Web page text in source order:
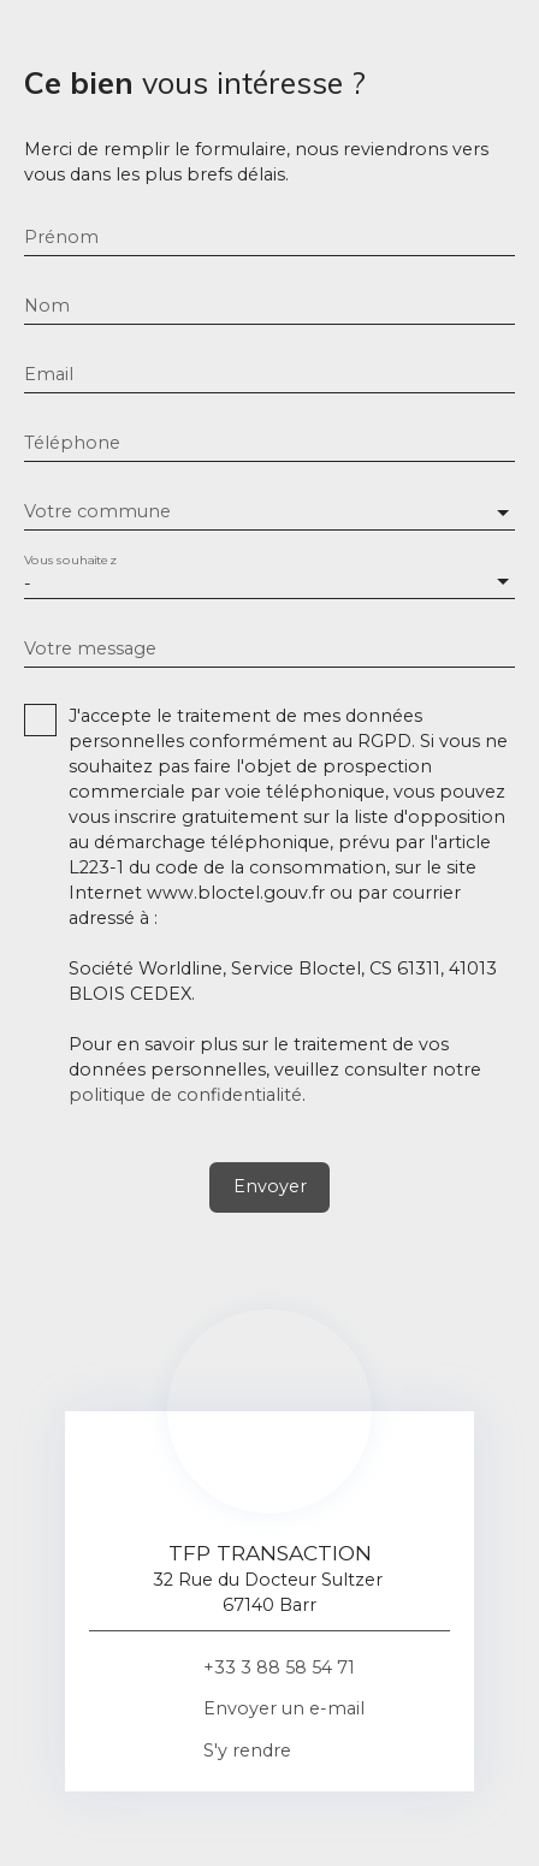
Ce bien vous intéresse ?
Merci de remplir le formulaire, nous reviendrons vers
vous dans les plus brefs délais.
Prénom
Nom
Email
Téléphone
Votre commune
-
Vous souhaitez
Votre message
J'accepte le traitement de mes données
personnelles conformément au RGPD. Si vous ne
souhaitez pas faire l'objet de prospection
commerciale par voie téléphonique, vous pouvez
vous inscrire gratuitement sur la liste d'opposition
au démarchage téléphonique, prévu par l'article
L223-1 du code de la consommation, sur le site
Internet www.bloctel.gouv.fr ou par courrier
adressé à :
Société Worldline, Service Bloctel, CS 61311, 41013
BLOIS CEDEX.
Pour en savoir plus sur le traitement de vos
données personnelles, veuillez consulter notre
politique de confidentialité.
Envoyer
TFP TRANSACTION
32 Rue du Docteur Sultzer
67140 Barr
+33 3 88 58 54 71
Envoyer un e-mail
S'y rendre